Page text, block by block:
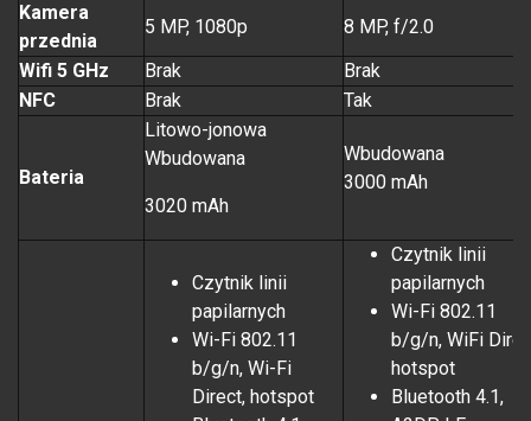
Kamera
przednia
5 MP, 1080p
8 MP, f/2.0
Wifi 5 GHz
Brak
Brak
NFC
Brak Tak
Bateria
Litowo-jonowa
Wbudowana
3020 mAh
Wbudowana
3000 mAh
Czytnik linii
papilarnych
Wi-Fi 802.11
b/g/n, Wi-Fi
Direct, hotspot
Czytnik linii
papilarnych
Wi-Fi 802.11
b/g/n, WiFi
hotspot
Bluetooth 4.1,